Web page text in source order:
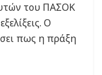
του ΠΑΣΟΚ
Ο
πως η πράξη